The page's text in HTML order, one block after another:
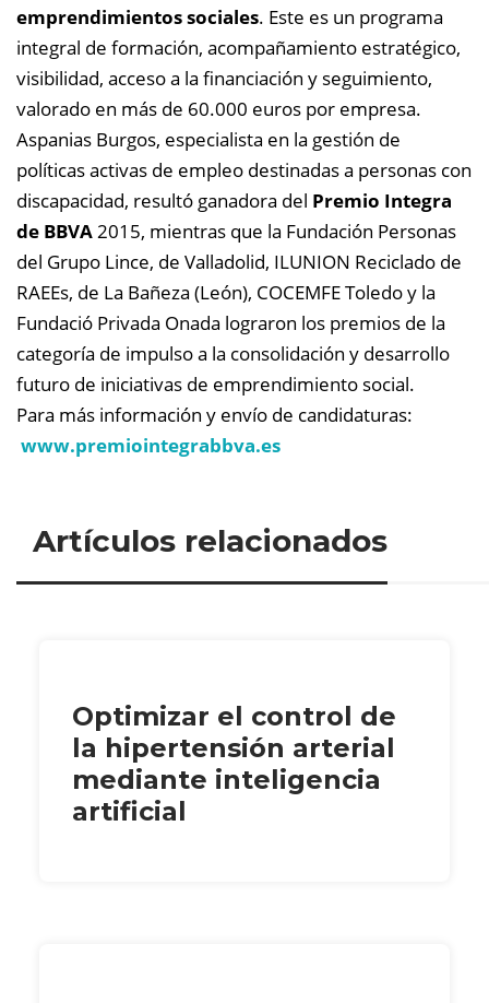
emprendimientos sociales. Este es un programa
integral de formación, acompañamiento estratégico,
visibilidad, acceso a la financiación y seguimiento,
valorado en más de 60.000 euros por empresa.
Aspanias Burgos, especialista en la gestión de
políticas activas de empleo destinadas a personas con
discapacidad, resultó ganadora del Premio Integra
de BBVA 2015, mientras que la Fundación Personas
del Grupo Lince, de Valladolid, ILUNION Reciclado de
RAEEs, de La Bañeza (León), COCEMFE Toledo y la
Fundació Privada Onada lograron los premios de la
categoría de impulso a la consolidación y desarrollo
futuro de iniciativas de emprendimiento social.
Para más información y envío de candidaturas:
www.premiointegrabbva.es
Artículos relacionados
Optimizar el control de
la hipertensión arterial
mediante inteligencia
artificial